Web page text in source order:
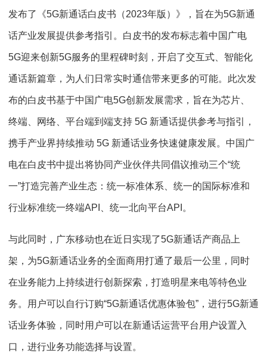
发布了《5G新通话白皮书（2023年版）》，旨在为5G新通
话产业发展提供参考指引。白皮书的发布标志着中国广电
5G迎来创新5G服务的里程碑时刻，开启了交互式、智能化
通话新篇章，为人们日常实时通信带来更多的可能。此次发
布的白皮书基于中国广电5G创新发展需求，旨在为芯片、
终端、网络、平台端到端支持 5G 新通话提供参考与指引，
携手产业界持续推动 5G 新通话业务快速健康发展。中国广
电在白皮书中提出将协同产业伙伴共同倡议推动三个“统
一”打造完善产业生态：统一标准体系、统一的国际标准和
行业标准统一终端API、统一北向平台API。
与此同时，广东移动也在近日实现了5G新通话产商品上
架，为5G新通话业务的全面商用打通了最后一公里，同时
在业务能力上持续进行创新探索，打造明星来电等特色业
务。用户可以自行订购“5G新通话优惠体验包”，进行5G新通
话业务体验，同时用户可以在新通话运营平台用户设置入
口，进行业务功能选择与设置。